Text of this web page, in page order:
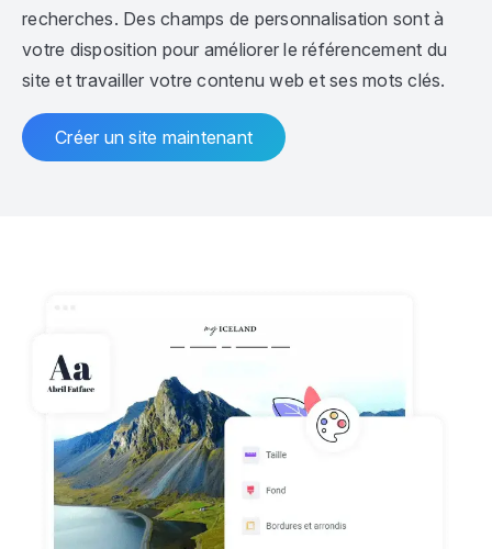
recherches. Des champs de personnalisation sont à
votre disposition pour améliorer le référencement du
site et travailler votre contenu web et ses mots clés.
Créer un site maintenant